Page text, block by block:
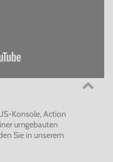
Konsole, Action
umgebauten
Sie in unserem